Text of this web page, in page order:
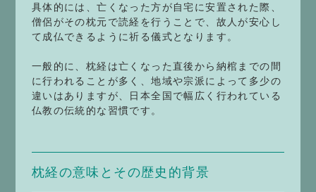
具体的には、亡くなった方が自宅に安置された際、
僧侶がその枕元で読経を行うことで、故人が安心し
て成仏できるように祈る儀式となります。
一般的に、枕経は亡くなった直後から納棺までの間
に行われることが多く、地域や宗派によって多少の
違いはありますが、日本全国で幅広く行われている
仏教の伝統的な習慣です。
枕経の意味とその歴史的背景